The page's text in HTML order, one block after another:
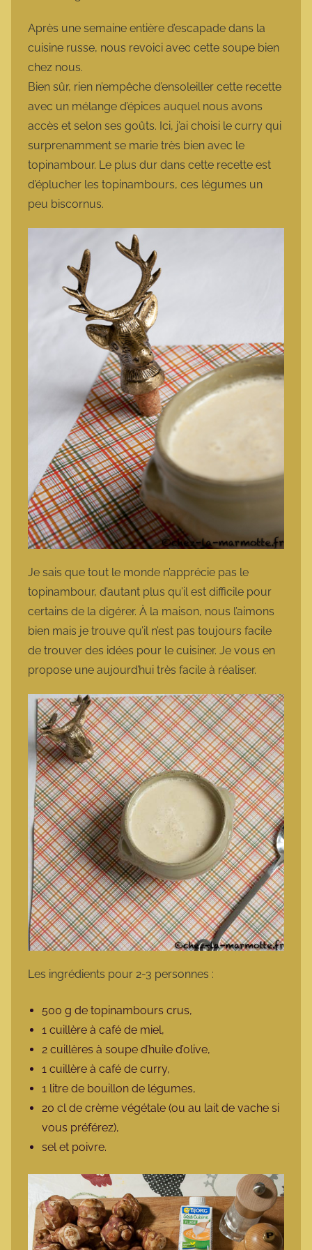
o
t
e
Après une semaine entière d’escapade dans la
cuisine russe, nous revoici avec cette soupe bien
chez nous.
Bien sûr, rien n’empêche d’ensoleiller cette recette
avec un mélange d’épices auquel nous avons
accès et selon ses goûts. Ici, j’ai choisi le curry qui
surprenamment se marie très bien avec le
topinambour. Le plus dur dans cette recette est
d’éplucher les topinambours, ces légumes un
peu biscornus.
Je sais que tout le monde n’apprécie pas le
topinambour, d’autant plus qu’il est difficile pour
certains de la digérer. À la maison, nous l’aimons
bien mais je trouve qu’il n’est pas toujours facile
de trouver des idées pour le cuisiner. Je vous en
propose une aujourd’hui très facile à réaliser.
Les ingrédients pour 2-3 personnes :
500 g de topinambours crus,
1 cuillère à café de miel,
2 cuillères à soupe d’huile d’olive,
1 cuillère à café de curry,
1 litre de bouillon de légumes,
20 cl de crème végétale (ou au lait de vache si
vous préférez),
sel et poivre.